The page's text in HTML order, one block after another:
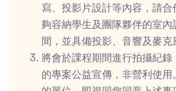
寫、投影片設計等內容，請合
夠容納學生及團隊夥伴的室內
間，並具備投影、音響及麥克
將會於課程期間進行拍攝紀錄
的專案公益宣傳，非營利使用